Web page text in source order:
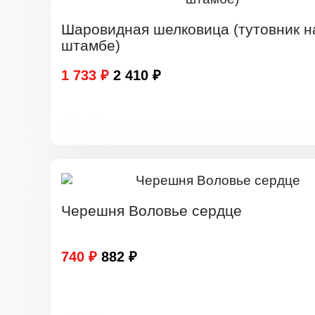
Шаровидная шелковица (тутовник
штамбе)
1 733 ₽ 2 410 ₽
Черешня Воловье сердце
740 ₽ 882 ₽